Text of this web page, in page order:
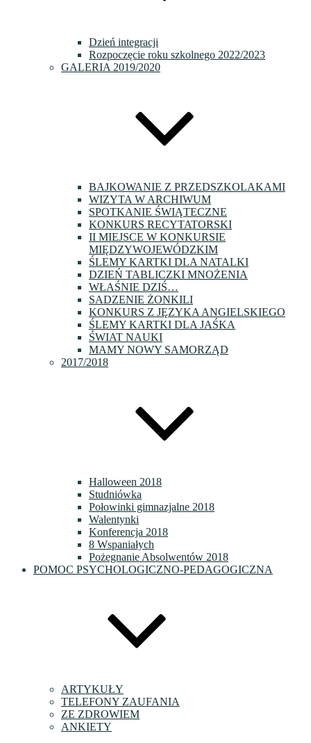
Dzień integracji
Rozpoczęcie roku szkolnego 2022/2023
GALERIA 2019/2020
BAJKOWANIE Z PRZEDSZKOLAKAMI
WIZYTA W ARCHIWUM
SPOTKANIE ŚWIĄTECZNE
KONKURS RECYTATORSKI
II MIEJSCE W KONKURSIE
MIĘDZYWOJEWÓDZKIM
ŚLEMY KARTKI DLA NATALKI
DZIEŃ TABLICZKI MNOŻENIA
WŁAŚNIE DZIŚ…
SADZENIE ŻONKILI
KONKURS Z JĘZYKA ANGIELSKIEGO
ŚLEMY KARTKI DLA JAŚKA
ŚWIAT NAUKI
MAMY NOWY SAMORZĄD
2017/2018
Halloween 2018
Studniówka
Połowinki gimnazjalne 2018
Walentynki
Konferencja 2018
8 Wspaniałych
Pożegnanie Absolwentów 2018
POMOC PSYCHOLOGICZNO-PEDAGOGICZNA
ARTYKUŁY
TELEFONY ZAUFANIA
ZE ZDROWIEM
ANKIETY